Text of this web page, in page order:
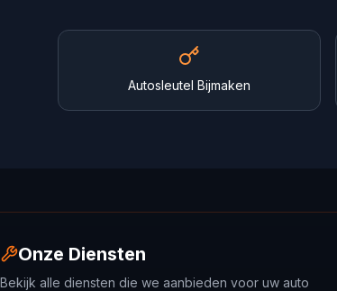
Autosleutel Bijmaken
Onze Diensten
Bekijk alle diensten die we aanbieden voor uw auto